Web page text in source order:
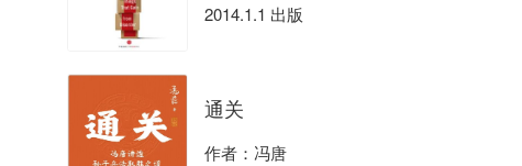
2014.1.1 出版
通关
作者：冯唐